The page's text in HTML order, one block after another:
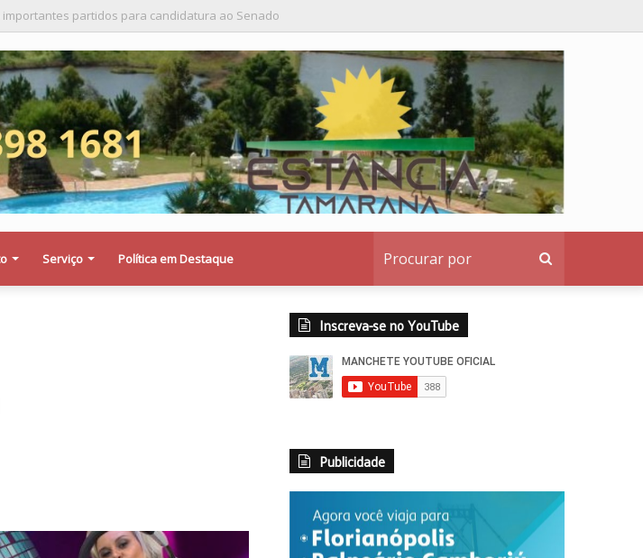
da Câmara de Maringá deu orientação institucional ao denunciante
Serviço Política em Destaque
Inscreva-se no YouTube
Publicidade